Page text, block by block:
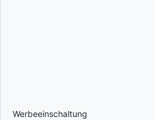
Werbeeinschaltung